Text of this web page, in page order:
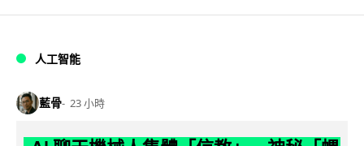
人工智能
藍骨 23 小時